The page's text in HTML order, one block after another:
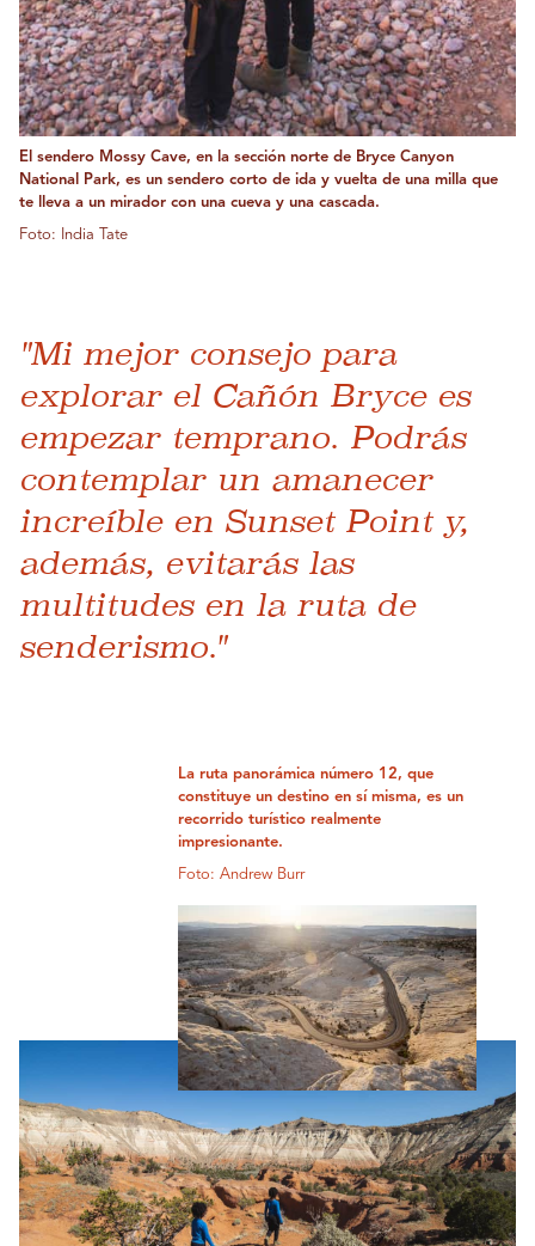
El sendero Mossy Cave, en la sección norte de Bryce Canyon
National Park, es un sendero corto de ida y vuelta de una milla que
te lleva a un mirador con una cueva y una cascada.
Foto: India Tate
"Mi mejor consejo para
explorar el Cañón Bryce es
empezar temprano. Podrás
contemplar un amanecer
increíble en Sunset Point y,
además, evitarás las
multitudes en la ruta de
senderismo."
La ruta panorámica número 12, que
constituye un destino en sí misma, es un
recorrido turístico realmente
impresionante.
Foto: Andrew Burr